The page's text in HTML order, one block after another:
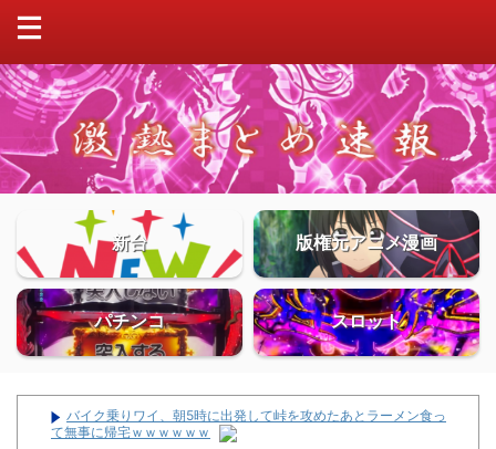
新台 版権元アニメ漫画
パチンコ スロット
バイク乗りワイ、朝5時に出発して峠を攻めたあとラーメン食っ
て無事に帰宅ｗｗｗｗｗｗ